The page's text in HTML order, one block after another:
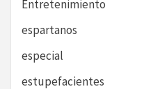
Entretenimiento
espartanos
especial
estupefacientes